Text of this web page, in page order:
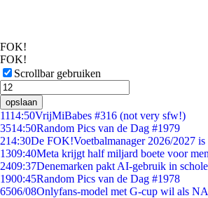
FOK!
FOK!
Scrollbar gebruiken
opslaan
1114:50VrijMiBabes #316 (not very sfw!)
3514:50Random Pics van de Dag #1979
214:30De FOK!Voetbalmanager 2026/2027 is
1309:40Meta krijgt half miljard boete voor
2409:37Denemarken pakt AI-gebruik in
1900:45Random Pics van de Dag #1978
6506/08Onlyfans-model met G-cup wil als